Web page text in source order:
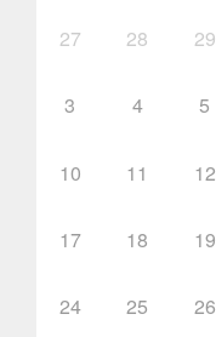
27
28 29
3 4 5
10 11 12
17 18 19
24 25 26